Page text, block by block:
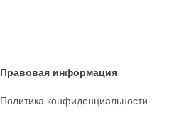
Правовая информация
Политика конфиденциальности